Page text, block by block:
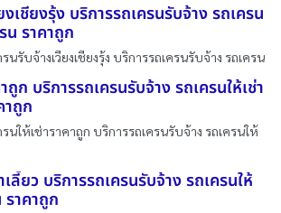
เชียงรุ้ง บริการรถเครนรับจ้าง รถเครน
น ราคาถูก
นรับจ้างเวียงเชียงรุ้ง บริการรถเครนรับจ้าง รถเครน
ถูก บริการรถเครนรับจ้าง รถเครนให้เช่า
าถูก
นให้เช่าราคาถูก บริการรถเครนรับจ้าง รถเครนให้
ลี้ยว บริการรถเครนรับจ้าง รถเครนให้
ราคาถูก